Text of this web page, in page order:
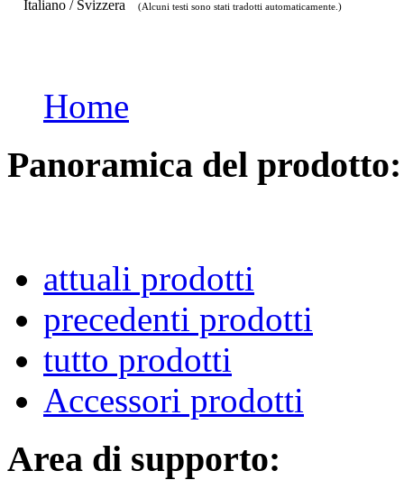
Italiano / Svizzera (Alcuni testi sono stati tradotti automaticamente.)
Home
Panoramica del prodotto:
attuali prodotti
precedenti prodotti
tutto prodotti
Accessori prodotti
Area di supporto: